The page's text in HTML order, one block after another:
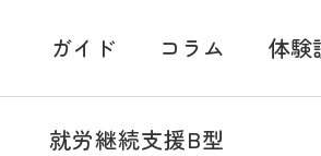
ガイド コラム 体験
就労継続支援B型